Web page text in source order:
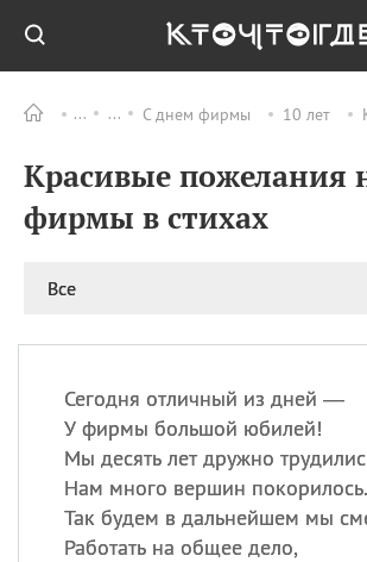
С днем фирмы 10 лет
Красивые пожелания
фирмы в стихах
Все
Сегодня отличный из дней —
У фирмы большой юбилей!
Мы десять лет дружно
Нам много вершин покорилось.
Так будем в дальнейшем мы
Работать на общее дело,
ПРАЗДНИКИ
06.08
День
маяка
07.08
Бояка